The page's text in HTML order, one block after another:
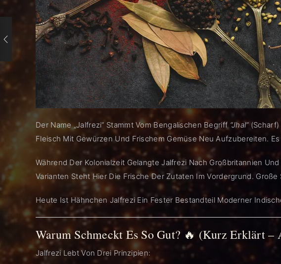
Der Name „Jalfrezi“ Stammt Vom Bengalischen Begriff “Jhal”(scharf)
Fleisch Mit Gewürzen Und Frischem Gemüse Neu Aufzubereiten. Es
Während Der Kolonialzeit Gelangte Jalfrezi Nach Großbritannien
Varianten Steht Hier Die Frische Der Zutaten Im Vordergrund.
Heute Ist Hähnchen Jalfrezi Ein Fester Bestandteil Moderner
Warum Schmeckt Es So Gut? 🔥 (Kurz Erklärt –
Jalfrezi Lebt Von Drei Prinzipien: